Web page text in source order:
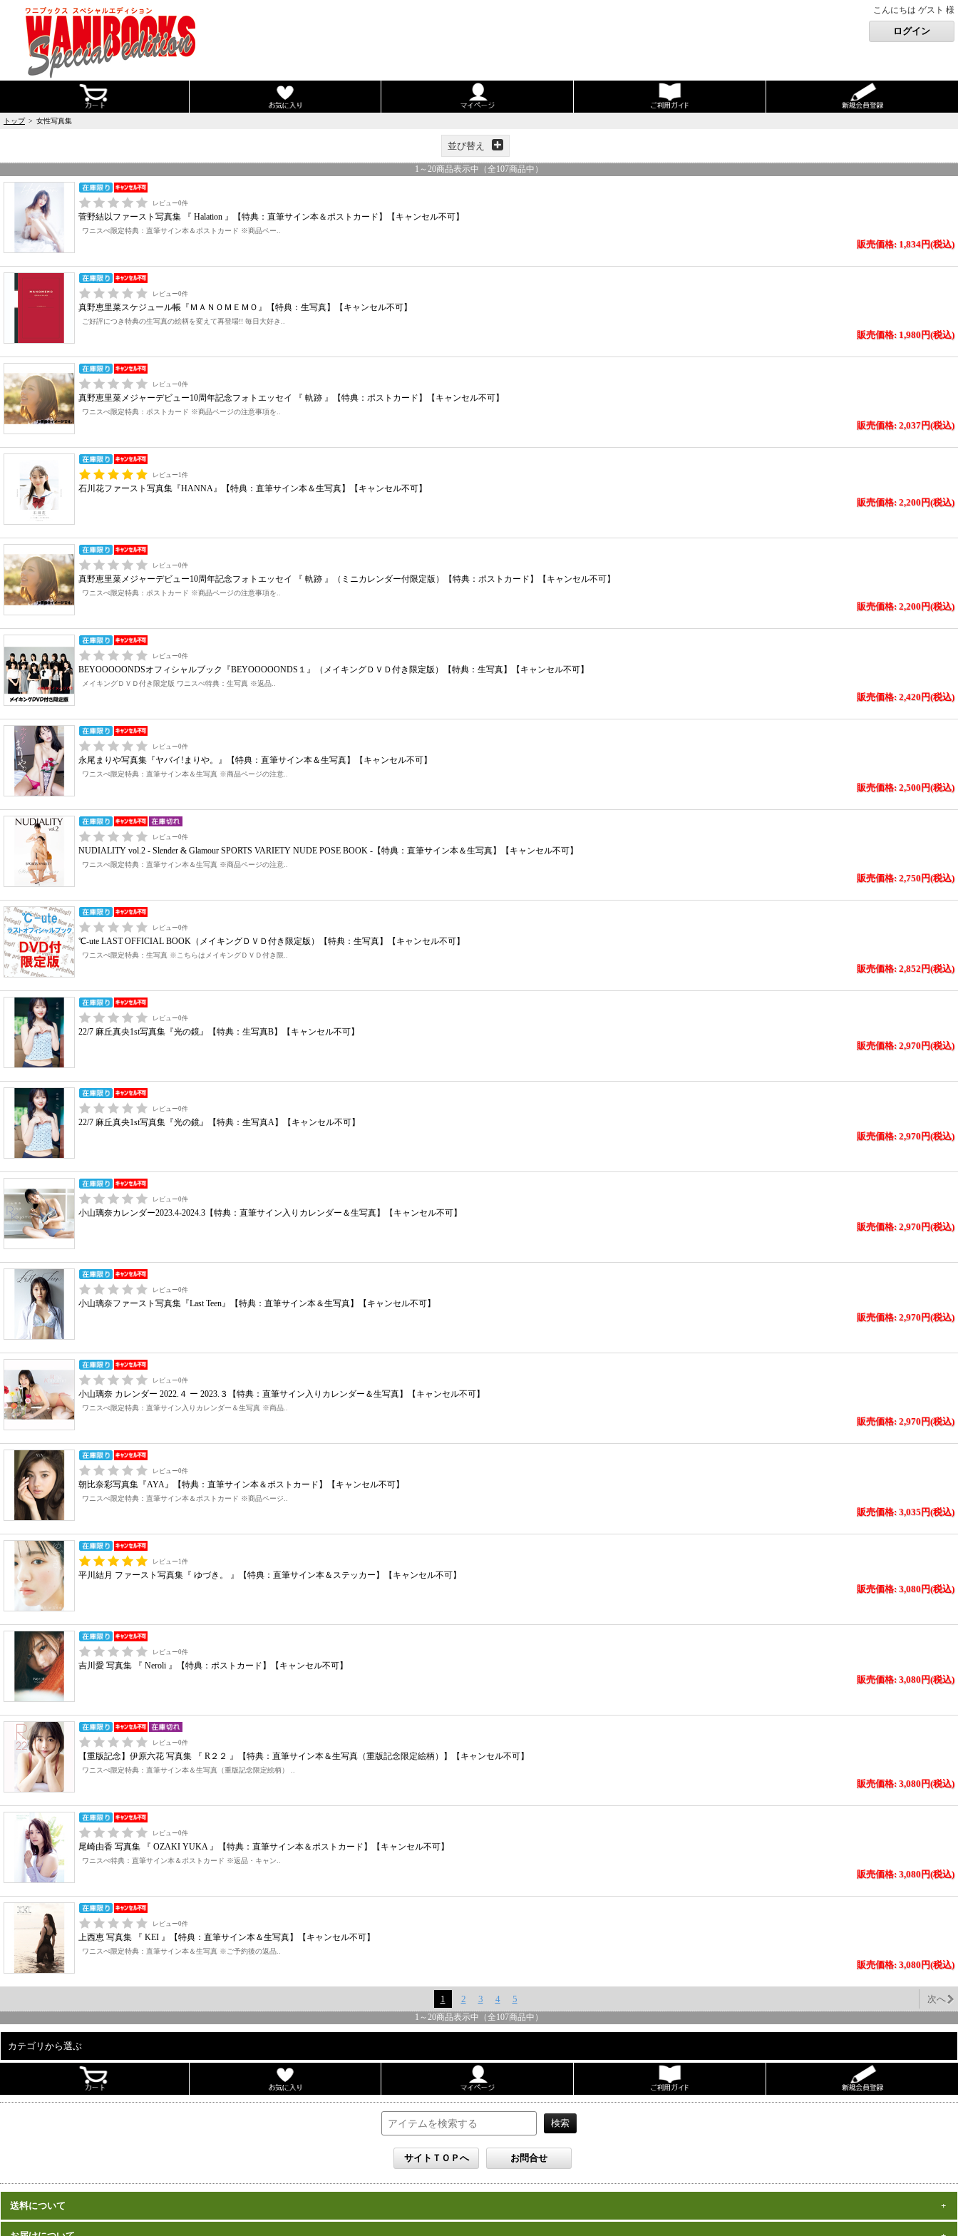
こんにちは ゲスト 様
トップ> 女性写真集
並び替え
1 ～ 20商品表示中（全107商品中）
レビュー0件
菅野結以ファースト写真集 『 Halation 』【特典：直筆サイン本＆ポストカード】【キャンセル不可】
ワニスぺ限定特典：直筆サイン本＆ポストカード ※商品ペー..
販売価格: 1,834円(税込)
レビュー0件
真野恵里菜スケジュール帳『ＭＡＮＯＭＥＭＯ』【特典：生写真】【キャンセル不可】
ご好評につき特典の生写真の絵柄を変えて再登場!! 毎日大好き..
販売価格: 1,980円(税込)
レビュー0件
真野恵里菜メジャーデビュー10周年記念フォトエッセイ 『 軌跡 』【特典：ポストカード】【キャンセル不可】
ワニスぺ限定特典：ポストカード ※商品ページの注意事項を..
販売価格: 2,037円(税込)
レビュー1件
石川花ファースト写真集『HANNA』【特典：直筆サイン本＆生写真】【キャンセル不可】
販売価格: 2,200円(税込)
レビュー0件
真野恵里菜メジャーデビュー10周年記念フォトエッセイ 『 軌跡 』（ミニカレンダー付限定版）【特典：ポストカード】【キャンセル不可】
ワニスぺ限定特典：ポストカード ※商品ページの注意事項を..
販売価格: 2,200円(税込)
レビュー0件
BEYOOOOONDSオフィシャルブック『BEYOOOOONDS１』（メイキングＤＶＤ付き限定版）【特典：生写真】【キャンセル不可】
メイキングＤＶＤ付き限定版 ワニスぺ特典：生写真 ※返品..
販売価格: 2,420円(税込)
レビュー0件
永尾まりや写真集『ヤバイ!まりや。』【特典：直筆サイン本＆生写真】【キャンセル不可】
ワニスぺ限定特典：直筆サイン本＆生写真 ※商品ページの注意..
販売価格: 2,500円(税込)
レビュー0件
NUDIALITY vol.2 - Slender & Glamour SPORTS VARIETY NUDE POSE BOOK -【特典：直筆サイン本＆生写真】【キャンセル不可】
ワニスぺ限定特典：直筆サイン本＆生写真 ※商品ページの注意..
販売価格: 2,750円(税込)
レビュー0件
℃-ute LAST OFFICIAL BOOK（メイキングＤＶＤ付き限定版）【特典：生写真】【キャンセル不可】
ワニスぺ限定特典：生写真 ※こちらはメイキングＤＶＤ付き限..
販売価格: 2,852円(税込)
レビュー0件
22/7 麻丘真央1st写真集『光の鏡』【特典：生写真B】【キャンセル不可】
販売価格: 2,970円(税込)
レビュー0件
22/7 麻丘真央1st写真集『光の鏡』【特典：生写真A】【キャンセル不可】
販売価格: 2,970円(税込)
レビュー0件
小山璃奈カレンダー2023.4-2024.3【特典：直筆サイン入りカレンダー＆生写真】【キャンセル不可】
販売価格: 2,970円(税込)
レビュー0件
小山璃奈ファースト写真集『Last Teen』【特典：直筆サイン本＆生写真】【キャンセル不可】
販売価格: 2,970円(税込)
レビュー0件
小山璃奈 カレンダー 2022.４ ー 2023.３【特典：直筆サイン入りカレンダー＆生写真】【キャンセル不可】
ワニスぺ限定特典：直筆サイン入りカレンダー＆生写真 ※商品..
販売価格: 2,970円(税込)
レビュー0件
朝比奈彩写真集『AYA』【特典：直筆サイン本＆ポストカード】【キャンセル不可】
ワニスぺ限定特典：直筆サイン本＆ポストカード ※商品ページ..
販売価格: 3,035円(税込)
レビュー1件
平川結月 ファースト写真集『 ゆづき。 』【特典：直筆サイン本＆ステッカー】【キャンセル不可】
販売価格: 3,080円(税込)
レビュー0件
吉川愛 写真集 『 Neroli 』【特典：ポストカード】【キャンセル不可】
販売価格: 3,080円(税込)
レビュー0件
【重版記念】伊原六花 写真集 『 R２２ 』【特典：直筆サイン本＆生写真（重版記念限定絵柄）】【キャンセル不可】
ワニスぺ限定特典：直筆サイン本＆生写真（重版記念限定絵柄） ..
販売価格: 3,080円(税込)
レビュー0件
尾崎由香 写真集 『 OZAKI YUKA 』【特典：直筆サイン本＆ポストカード】【キャンセル不可】
ワニスぺ特典：直筆サイン本＆ポストカード ※返品・キャン..
販売価格: 3,080円(税込)
レビュー0件
上西恵 写真集 『 KEI 』【特典：直筆サイン本＆生写真】【キャンセル不可】
ワニスぺ限定特典：直筆サイン本＆生写真 ※ご予約後の返品..
販売価格: 3,080円(税込)
1 2 3 4 5 次へ
1 ～ 20商品表示中（全107商品中）
カテゴリから選ぶ
雑誌
送料について